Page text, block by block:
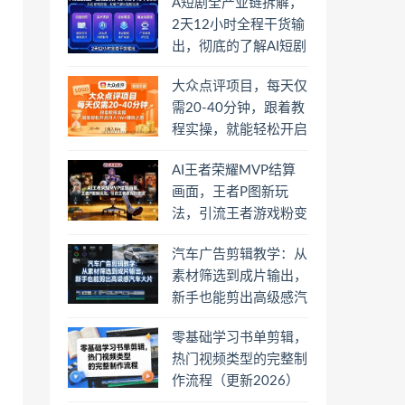
A短剧全产业链拆解，
2天12小时全程干货输
出，彻底的了解AI短剧
大众点评项目，每天仅
需20-40分钟，跟着教
程实操，就能轻松开启
AI王者荣耀MVP结算
画面，王者P图新玩
法，引流王者游戏粉变
汽车广告剪辑教学：从
素材筛选到成片输出，
新手也能剪出高级感汽
零基础学习书单剪辑，
热门视频类型的完整制
作流程（更新2026）